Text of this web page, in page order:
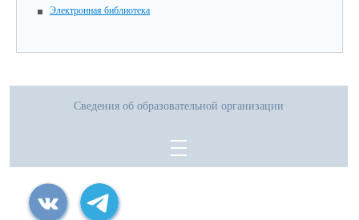
Электронная библиотека
Сведения об образовательной организации